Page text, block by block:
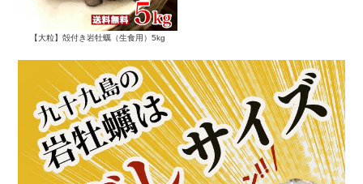
【大粒】殻付き岩牡蠣（生食用）5kg